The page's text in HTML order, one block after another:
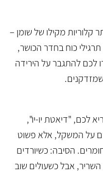
קלוריות מקילו של שומן –
כוח בחדר הכושר,
לכם להתגבר על הירידה
לכם, "דיאטת יו-יו",
על המשקל, אלא פשוט
הסיבה: כשיורדים
אבל כשעולים שוב